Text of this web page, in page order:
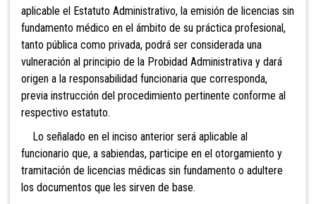
aplicable el Estatuto Administrativo, la emisión de licencias sin
fundamento médico en el ámbito de su práctica profesional,
tanto pública como privada, podrá ser considerada una
vulneración al principio de la Probidad Administrativa y dará
origen a la responsabilidad funcionaria que corresponda,
previa instrucción del procedimiento pertinente conforme al
respectivo estatuto.
Lo señalado en el inciso anterior será aplicable al
funcionario que, a sabiendas, participe en el otorgamiento y
tramitación de licencias médicas sin fundamento o adultere
los documentos que les sirven de base.